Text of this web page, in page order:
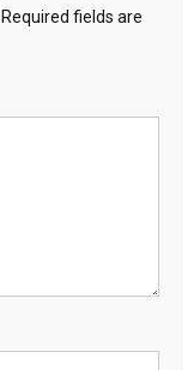
Required fields are